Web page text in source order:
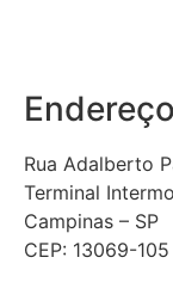
Endereço
Rua Adalberto
Terminal
Campinas – SP
CEP: 13069-105